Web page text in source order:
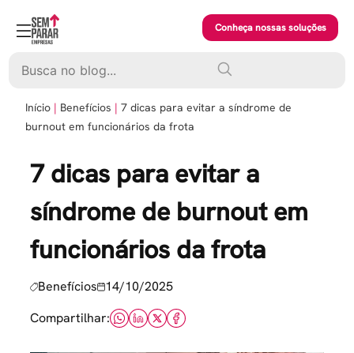
content
Conheça nossas soluções
Início Benefícios
7 dicas para evitar a síndrome de
burnout em funcionários da frota
7 dicas para evitar a
síndrome de burnout em
funcionários da frota
Benefícios 14/10/2025
Compartilhar: